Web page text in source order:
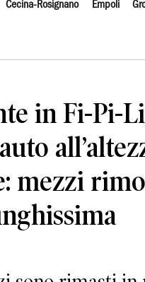
Cecina-Rosignano Empoli
in Fi-Pi-
mezzi